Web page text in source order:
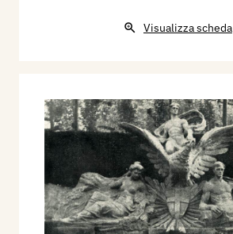
Visualizza scheda